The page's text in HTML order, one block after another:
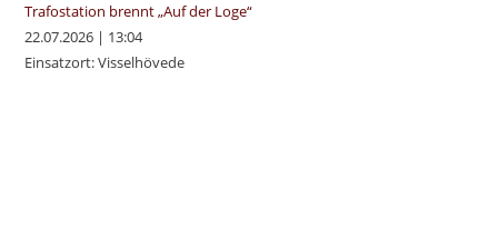
Trafostation brennt „Auf der Loge“
22.07.2026 | 13:04
Einsatzort: Visselhövede